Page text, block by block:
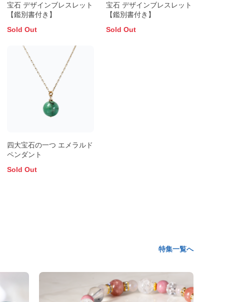
宝石 デザインブレスレット
【鑑別書付き】
Sold Out
宝石 デザインブレスレット
【鑑別書付き】
Sold Out
四大宝石の一つ エメラルド
ペンダント
Sold Out
特集一覧へ